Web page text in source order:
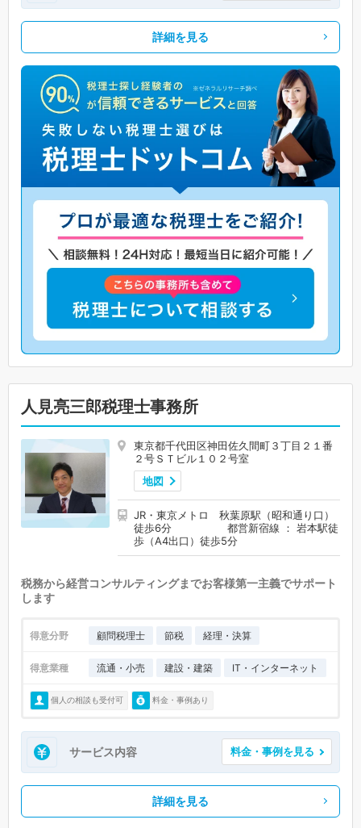
詳細を見る
人見亮三郎税理士事務所
東京都千代田区神田佐久間町３丁目２１番
２号ＳＴビル１０２号室
地図
JR・東京メトロ 秋葉原駅（昭和通り口）
徒歩6分 都営新宿線 ： 岩本駅徒
歩（A4出口）徒歩5分
税務から経営コンサルティングまでお客様第一主義でサポート
します
得意分野 顧問税理士 節税 経理・決算
得意業種 流通・小売 建設・建築 IT・インターネット
個人の相談も受付可 料金・事例あり
サービス内容 料金・事例を見る
詳細を見る